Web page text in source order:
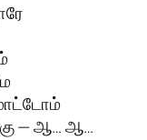
— ஆ… ஆ…